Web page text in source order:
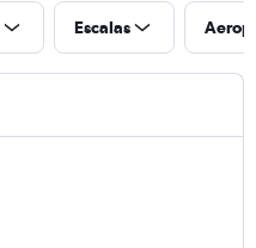
Escalas